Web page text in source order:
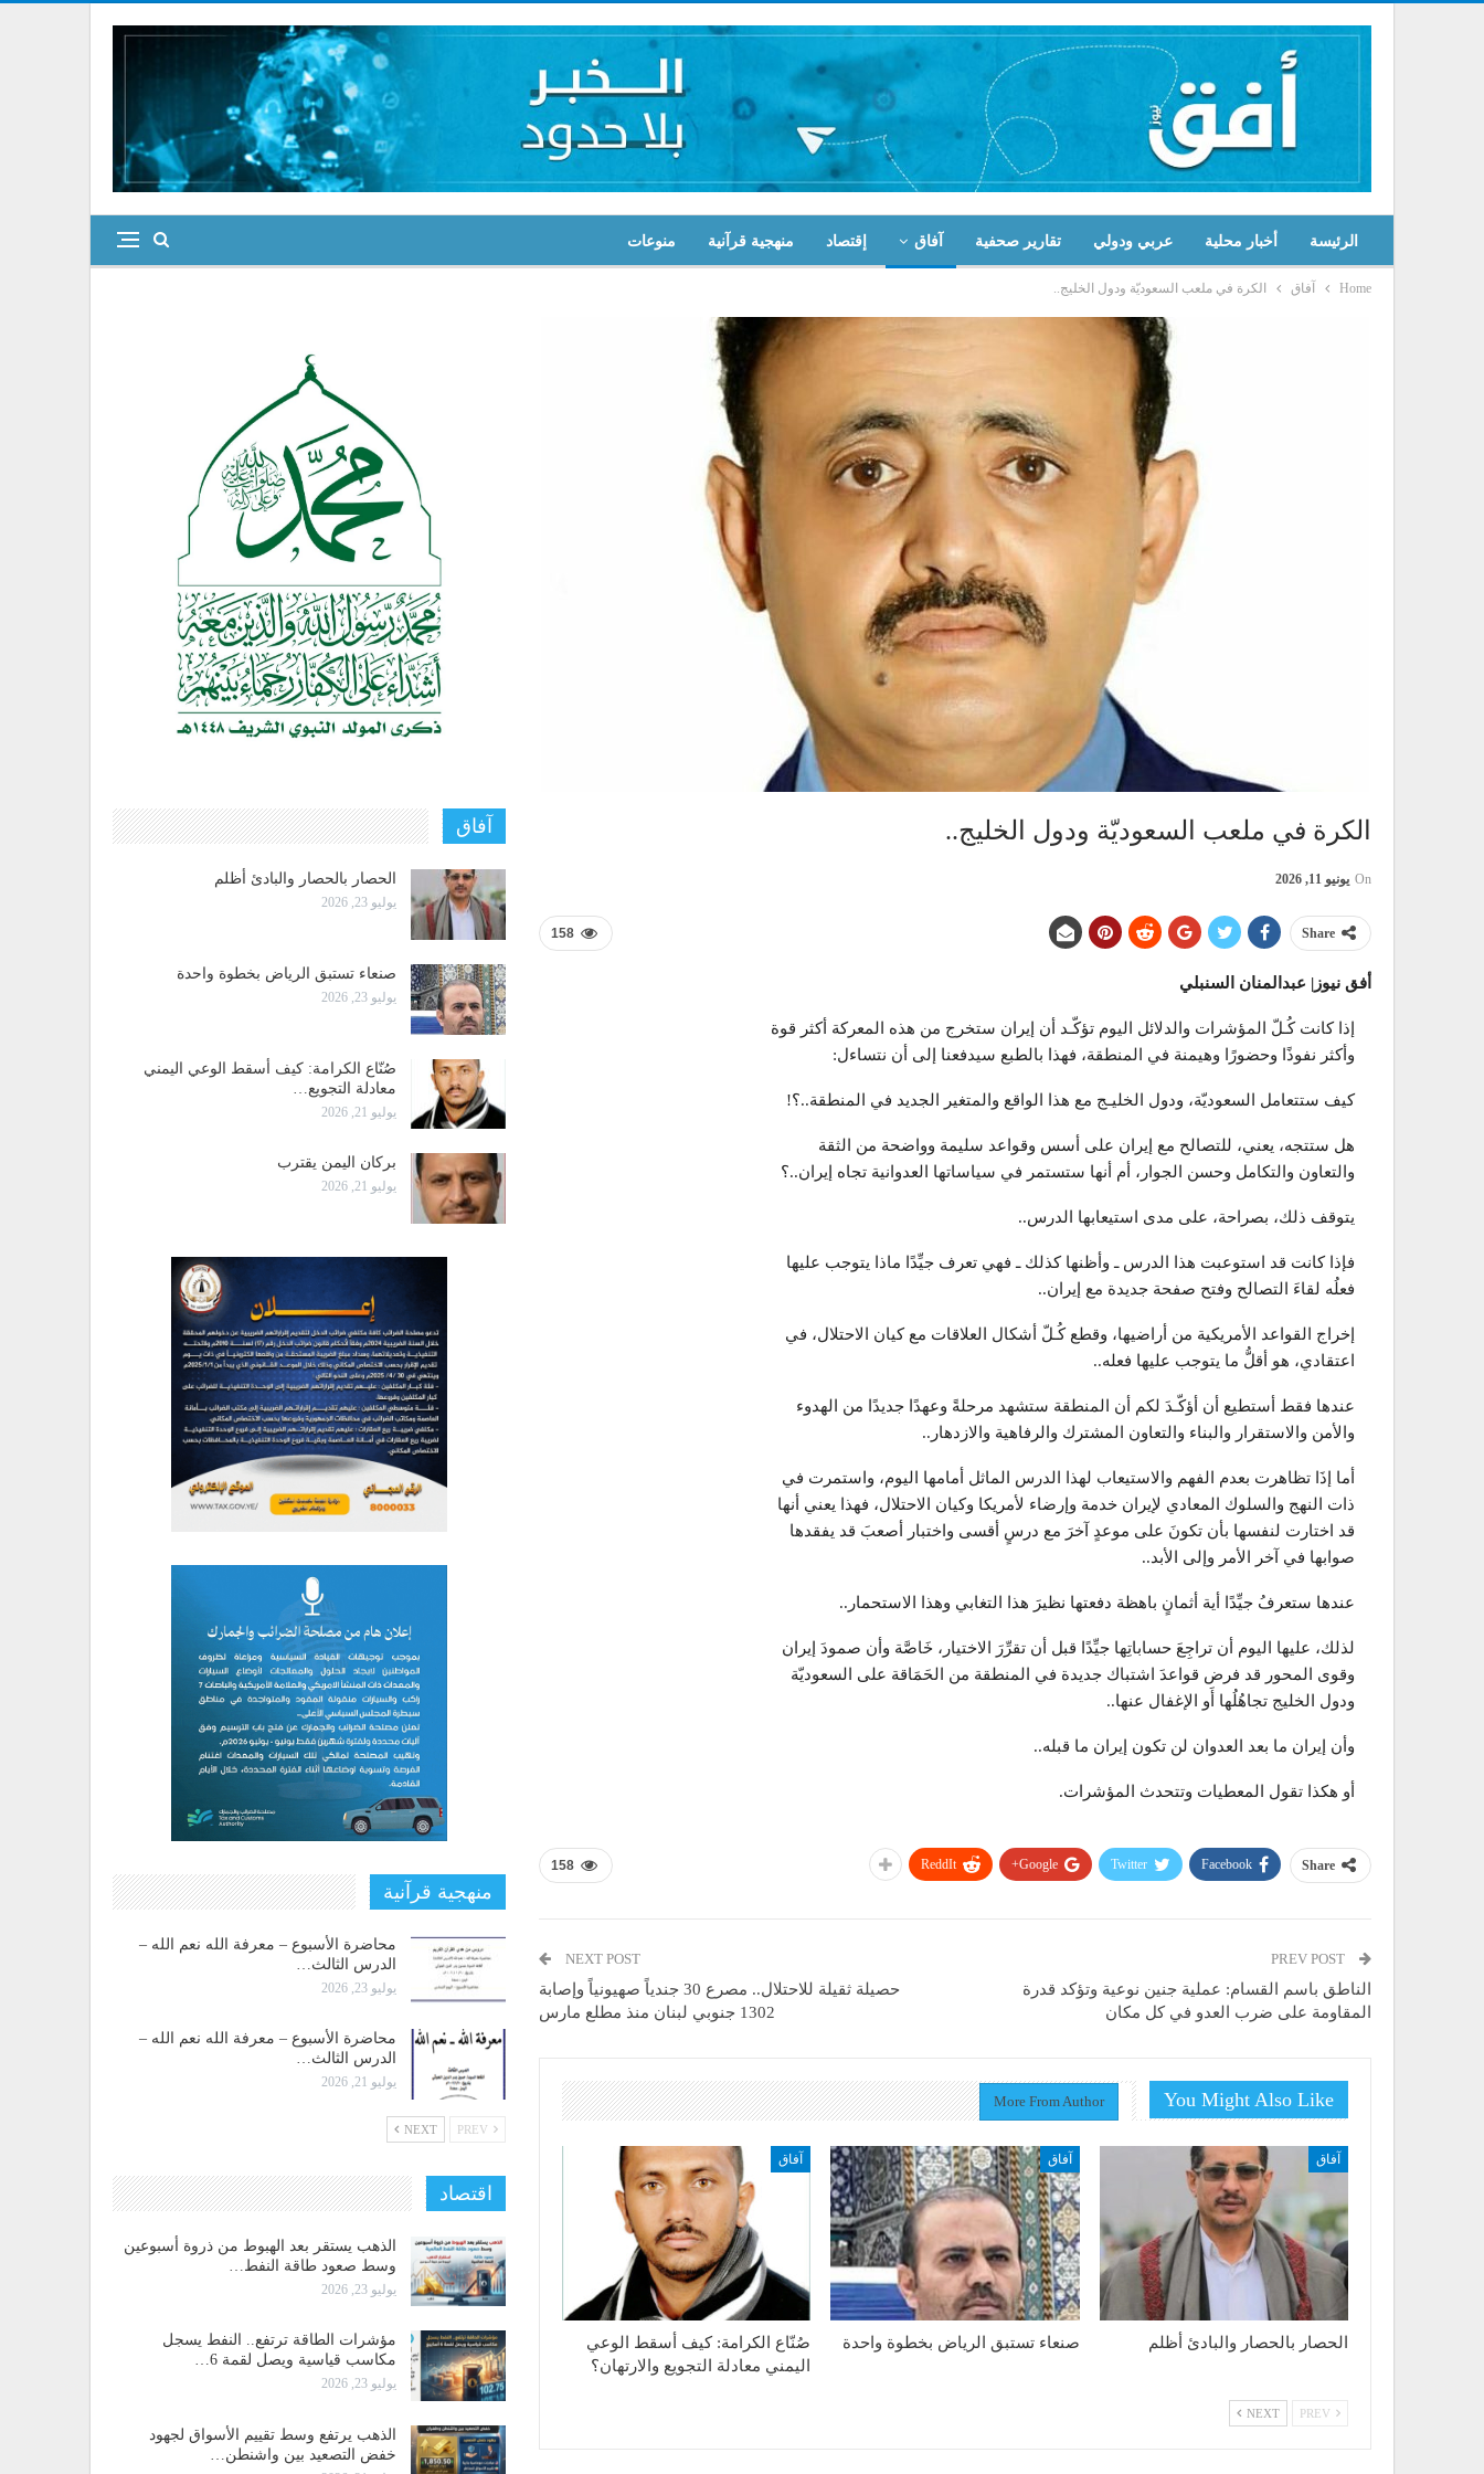
الرئيسة أخبار محلية عربي ودولي تقارير صحفية آفاق إقتصاد منهجية قرآنية منوعات
Home آفاق الكرة في ملعب السعوديّة ودول الخليج..
الكرة في ملعب السعوديّة ودول الخليج..
On يونيو 11, 2026
158 Share
أفق نيوز| عبدالمنان السنبلي
إذا كانت كُـلّ المؤشرات والدلائل اليوم تؤكّـد أن إيران ستخرج من هذه المعركة أكثر قوة
وأكثر نفوذًا وحضورًا وهيمنة في المنطقة، فهذا بالطبع سيدفعنا إلى أن نتساءل:
كيف ستتعامل السعوديّة، ودول الخليـج مع هذا الواقع والمتغير الجديد في المنطقة..؟!
هل ستتجه، يعني، للتصالح مع إيران على أسس وقواعد سليمة وواضحة من الثقة
والتعاون والتكامل وحسن الجوار، أم أنها ستستمر في سياساتها العدوانية تجاه إيران..؟
يتوقف ذلك، بصراحة، على مدى استيعابها الدرس..
فإذا كانت قد استوعبت هذا الدرس ـ وأظنها كذلك ـ فهي تعرف جيِّدًا ماذا يتوجب عليها
فعلُه لقاءَ التصالح وفتح صفحة جديدة مع إيران..
إخراج القواعد الأمريكية من أراضيها، وقطع كُـلّ أشكال العلاقات مع كيان الاحتلال، في
اعتقادي، هو أقلُّ ما يتوجب عليها فعله..
عندها فقط أستطيع أن أؤكّـدَ لكم أن المنطقة ستشهد مرحلةً وعهدًا جديدًا من الهدوء
والأمن والاستقرار والبناء والتعاون المشترك والرفاهية والازدهار..
أما إذَا تظاهرت بعدم الفهم والاستيعاب لهذا الدرس الماثل أمامها اليوم، واستمرت في
ذات النهج والسلوك المعادي لإيران خدمة وإرضاء لأمريكا وكيان الاحتلال، فهذا يعني أنها
قد اختارت لنفسها بأن تكونَ على موعدٍ آخرَ مع درسٍ أقسى واختبار أصعبَ قد يفقدها
صوابها في آخر الأمر وإلى الأبد..
عندها ستعرفُ جيِّدًا أية أثمانٍ باهظة دفعتها نظيرَ هذا التغابي وهذا الاستحمار..
لذلك، عليها اليوم أن تراجِعَ حساباتِها جيِّدًا قبل أن تقرِّرَ الاختيار، خَاصَّة وأن صمودَ إيران
وقوى المحور قد فرض قواعدَ اشتباك جديدة في المنطقة من الحَمَاقة على السعوديّة
ودول الخليج تجاهُلُها أَو الإغفال عنها..
وأن إيران ما بعد العدوان لن تكون إيران ما قبله..
أو هكذا تقول المعطيات وتتحدث المؤشرات.
158 Share
Facebook
Twitter
Google+
ReddIt
الناطق باسم القسام: عملية جنين نوعية وتؤكد قدرة
المقاومة على ضرب العدو في كل مكان
NEXT POST
حصيلة ثقيلة للاحتلال.. مصرع 30 جندياً صهيونياً وإصابة
1302 جنوبي لبنان منذ مطلع مارس
You Might Also Like
More From Author
آفاق
الحصار بالحصار والبادئ أظلم
آفاق
صنعاء تستبق الرياض بخطوة واحدة
آفاق
صُنّاع الكرامة: كيف أسقط الوعي
اليمني معادلة التجويع والارتهان؟
NEXT
آفاق
الحصار بالحصار والبادئ أظلم
يوليو 23, 2026
صنعاء تستبق الرياض بخطوة واحدة
يوليو 23, 2026
صُنّاع الكرامة: كيف أسقط الوعي اليمني
معادلة التجويع…
يوليو 21, 2026
بركان اليمن يقترب
يوليو 21, 2026
منهجية قرآنية
محاضرة الأسبوع – معرفة الله نعم الله –
الدرس الثالث…
يوليو 23, 2026
محاضرة الأسبوع – معرفة الله نعم الله –
الدرس الثالث…
يوليو 21, 2026
NEXT
اقتصاد
الذهب يستقر بعد الهبوط من ذروة أسبوعين
وسط صعود طاقة النفط…
يوليو 23, 2026
مؤشرات الطاقة ترتفع.. النفط يسجل
مكاسب قياسية ويصل لقمة 6…
يوليو 23, 2026
الذهب يرتفع وسط تقييم الأسواق لجهود
خفض التصعيد بين واشنطن…